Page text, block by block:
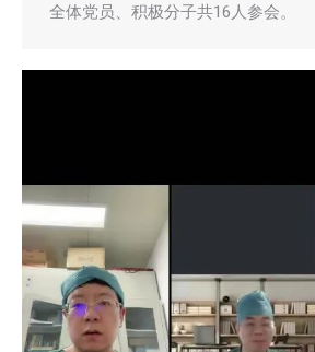
全体党员、积极分子共16人参会。